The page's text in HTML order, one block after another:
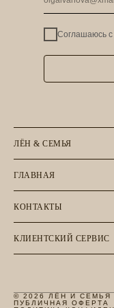
Соглашаюсь с
ЛЁН & СЕМЬЯ
ГЛАВНАЯ
КОНТАКТЫ
КЛИЕНТСКИЙ СЕРВИС
© 2026 ЛЁН И СЕМЬЯ
ПУБЛИЧНАЯ ОФЕРТА